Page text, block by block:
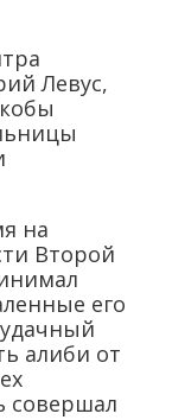
Левус,
на
Второй
его
алиби от
совершал